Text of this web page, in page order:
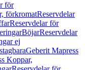
för
förkromatReservdelar
Reservdelar för
BöjarReservdelar
ej
Geberit Mapress
Koppar,